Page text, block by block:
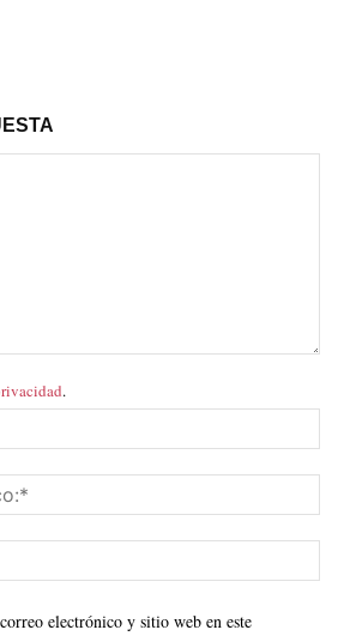
.
electrónico y sitio web en este